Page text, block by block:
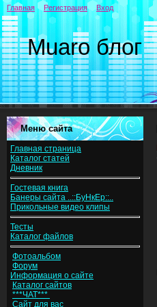
Muaro блог
Главная Регистрация Вход
Меню сайта
Главная страница
Каталог статей
Дневник
Гостевая книга
Банеры сайта ..::БуНкЕр::..
Прикольные видео клипы
Тесты
Каталог файлов
Фотоальбом
Форум
Информация о сайте
Каталог сайтов
***ЧАТ***
Сайт для вас